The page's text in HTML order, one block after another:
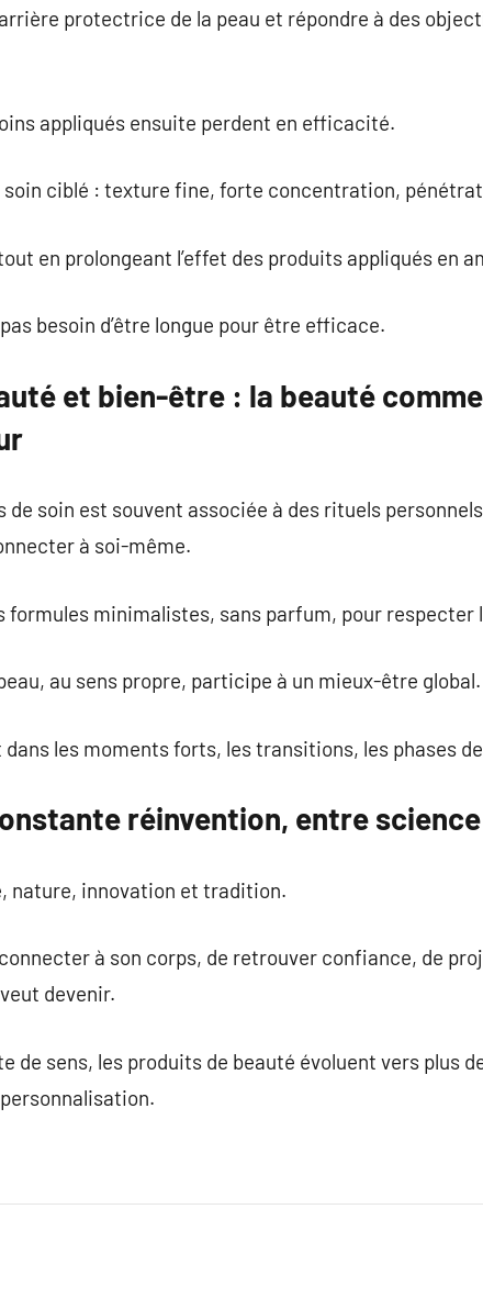
protectrice de la peau et répondre à des
appliqués ensuite perdent en efficacité.
ciblé : texture fine, forte concentration,
en prolongeant l’effet des produits appliqués en
besoin d’être longue pour être efficace.
et bien-être : la beauté
soin est souvent associée à des rituels
à soi-même.
formules minimalistes, sans parfum, pour respecter
au sens propre, participe à un mieux-être global.
les moments forts, les transitions, les phases
réinvention, entre
nature, innovation et tradition.
à son corps, de retrouver confiance, de
veut devenir.
de sens, les produits de beauté évoluent vers plus